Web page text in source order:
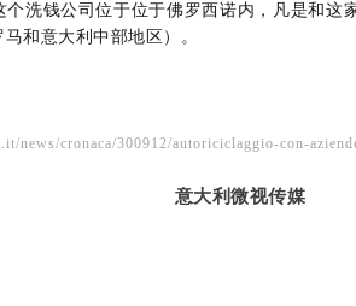
个洗钱公司位于位于佛罗西诺内，凡是和这
和意大利中部地区）。
news/cronaca/300912/autoriciclaggio-con-
意大利微视传媒